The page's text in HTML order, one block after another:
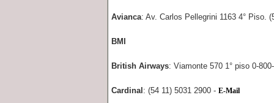
Avianca: Av. Carlos Pellegrini 1163 4° Piso.
BMI
British Airways: Viamonte 570 1° piso 0-
Cardinal : (54 11) 5031 2900 - E-Mail